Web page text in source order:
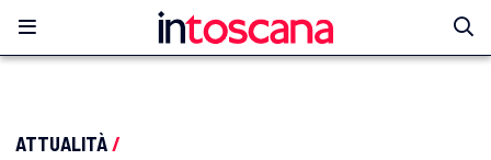
ATTUALITÀ/